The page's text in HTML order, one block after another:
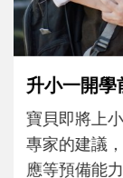
和孩子一
不同模樣
沒有人天
次「前所